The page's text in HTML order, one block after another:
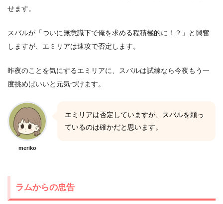
せます。
スバルが「ついに無意識下で俺を求める程積極的に！？」と興奮
しますが、エミリアは速攻で否定します。
昨夜のことを気にするエミリアに、スバルは試練なら今夜もう一
度挑めばいいと元気づけます。
meriko
エミリアは否定していますが、スバルを頼っ
ているのは確かだと思います。
ラムからの忠告